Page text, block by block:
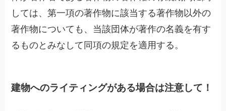
しては、第一項の著作物に該当する著作物以外の
著作物についても、当該団体が著作の名義を有す
るものとみなして同項の規定を適用する。
建物へのライティングがある場合は注意して！